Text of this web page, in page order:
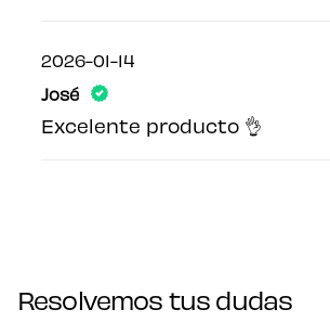
2026-01-14
José
Excelente producto 👌
Resolvemos tus dudas